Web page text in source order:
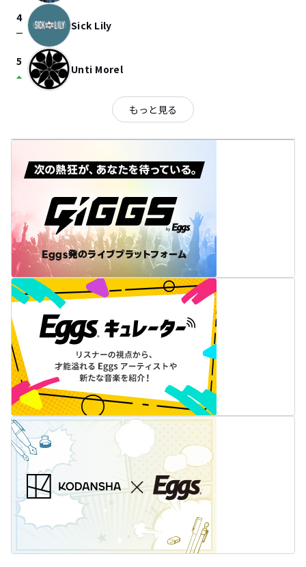
4
check_indeterminate_small Sick Lily
5
arrow_drop_up Unti Morel
もっと見る